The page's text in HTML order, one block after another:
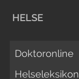
HELSE
Doktoronline
Helseleksikon